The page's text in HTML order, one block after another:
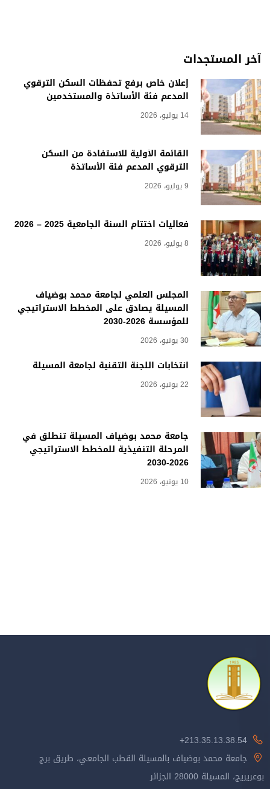
آخر المستجدات
إعلان خاص برفع تحفظات السكن الترقوي
المدعم فئة الأساتذة والمستخدمين
14 يوليو، 2026
القائمة الأولية للاستفادة من السكن
الترقوي المدعم فئة الأساتذة
9 يوليو، 2026
فعاليات اختتام السنة الجامعية 2025 – 2026
8 يوليو، 2026
المجلس العلمي لجامعة محمد بوضياف
المسيلة يصادق على المخطط الاستراتيجي
للمؤسسة 2026-2030
30 يونيو، 2026
انتخابات اللجنة التقنية لجامعة المسيلة
22 يونيو، 2026
جامعة محمد بوضياف المسيلة تنطلق في
المرحلة التنفيذية للمخطط الاستراتيجي
2026-2030
10 يونيو، 2026
213.35.13.38.54+
جامعة محمد بوضياف بالمسيلة القطب الجامعي، طريق برج
بوعريريج، المسيلة 28000 الجزائر